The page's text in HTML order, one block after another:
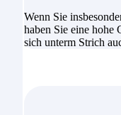
Wenn Sie
haben Sie eine hohe
sich unterm Strich